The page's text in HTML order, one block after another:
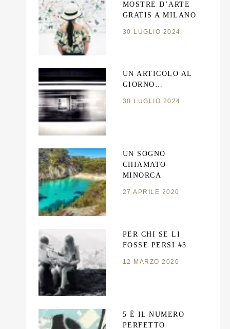
MOSTRE D’ARTE
GRATIS A MILANO
30 LUGLIO 2024
UN ARTICOLO AL
GIORNO…
30 LUGLIO 2024
UN SOGNO
CHIAMATO
MINORCA
27 APRILE 2020
PER CHI SE LI
FOSSE PERSI #3
12 MARZO 2020
5 È IL NUMERO
PERFETTO